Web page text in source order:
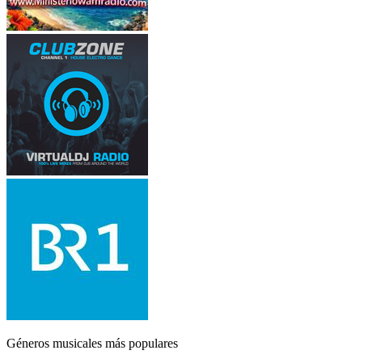
Géneros musicales más populares